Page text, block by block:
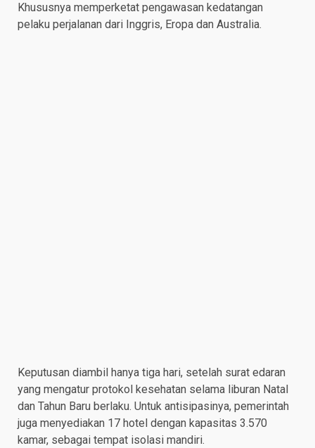
Khususnya memperketat pengawasan kedatangan
pelaku perjalanan dari Inggris, Eropa dan Australia.
Keputusan diambil hanya tiga hari, setelah surat edaran
yang mengatur protokol kesehatan selama liburan Natal
dan Tahun Baru berlaku. Untuk antisipasinya, pemerintah
juga menyediakan 17 hotel dengan kapasitas 3.570
kamar, sebagai tempat isolasi mandiri.